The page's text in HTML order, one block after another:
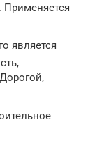
Применяется
является